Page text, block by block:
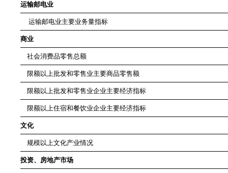
运输邮电业
运输邮电业主要业务量指标
商业
社会消费品零售总额
限额以上批发和零售业主要商品零售额
限额以上批发和零售业企业主要经济指标
限额以上住宿和餐饮业企业主要经济指标
文化
规模以上文化产业情况
投资、房地产市场